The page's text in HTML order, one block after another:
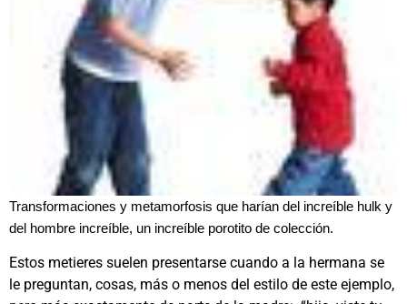
Transformaciones y metamorfosis que harían del increíble hulk y
del hombre increíble, un increíble porotito de colección.
Estos metieres suelen presentarse cuando a la hermana se
le preguntan, cosas, más o menos del estilo de este ejemplo,